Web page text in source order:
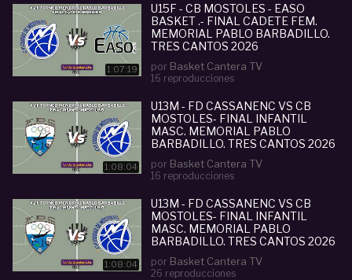
1:07:19
U15F - CB MOSTOLES - EASO
BASKET .- FINAL CADETE FEM.
MEMORIAL PABLO BARBADILLO.
TRES CANTOS 2026
por Basket Cantera TV
16 reproducciones
1:08:04
U13M - FD CASSANENC VS CB
MOSTOLES- FINAL INFANTIL
MASC. MEMORIAL PABLO
BARBADILLO. TRES CANTOS 2026
por Basket Cantera TV
16 reproducciones
1:08:04
U13M - FD CASSANENC VS CB
MOSTOLES- FINAL INFANTIL
MASC. MEMORIAL PABLO
BARBADILLO. TRES CANTOS 2026
por Basket Cantera TV
26 reproducciones